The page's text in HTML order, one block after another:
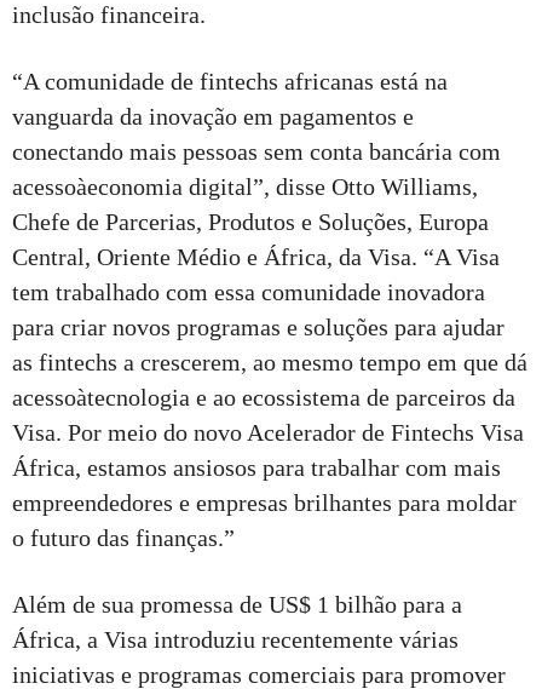
inclusão financeira.
“A comunidade de fintechs africanas está na
vanguarda da inovação em pagamentos e
conectando mais pessoas sem conta bancária com
acessoàeconomia digital”, disse Otto Williams,
Chefe de Parcerias, Produtos e Soluções, Europa
Central, Oriente Médio e África, da Visa. “A Visa
tem trabalhado com essa comunidade inovadora
para criar novos programas e soluções para ajudar
as fintechs a crescerem, ao mesmo tempo em que dá
acessoàtecnologia e ao ecossistema de parceiros da
Visa. Por meio do novo Acelerador de Fintechs Visa
África, estamos ansiosos para trabalhar com mais
empreendedores e empresas brilhantes para moldar
o futuro das finanças.”
Além de sua promessa de US$ 1 bilhão para a
África, a Visa introduziu recentemente várias
iniciativas e programas comerciais para promover